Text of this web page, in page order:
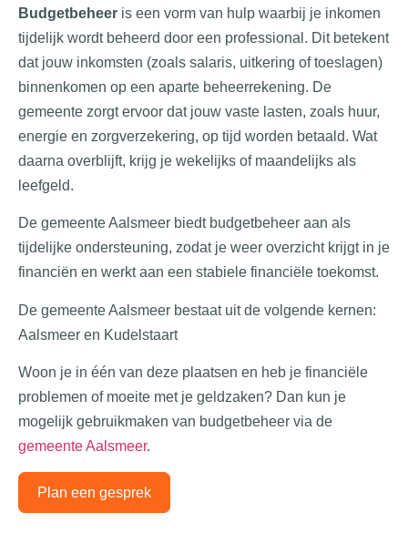
Budgetbeheer is een vorm van hulp waarbij je inkomen
tijdelijk wordt beheerd door een professional. Dit betekent
dat jouw inkomsten (zoals salaris, uitkering of toeslagen)
binnenkomen op een aparte beheerrekening. De
gemeente zorgt ervoor dat jouw vaste lasten, zoals huur,
energie en zorgverzekering, op tijd worden betaald. Wat
daarna overblijft, krijg je wekelijks of maandelijks als
leefgeld.
De gemeente Aalsmeer biedt budgetbeheer aan als
tijdelijke ondersteuning, zodat je weer overzicht krijgt in je
financiën en werkt aan een stabiele financiële toekomst.
De gemeente Aalsmeer bestaat uit de volgende kernen:
Aalsmeer en Kudelstaart
Woon je in één van deze plaatsen en heb je financiële
problemen of moeite met je geldzaken? Dan kun je
mogelijk gebruikmaken van budgetbeheer via de
gemeente Aalsmeer.
Plan een gesprek